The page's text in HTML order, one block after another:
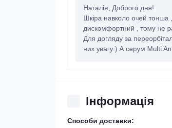
Наталія, Доброго дня!
Шкіра навколо очей тонша
дискомфортний , тому не
Для догляду за
них увагу:) А серум Multi
Iнформація
Способи доставки: